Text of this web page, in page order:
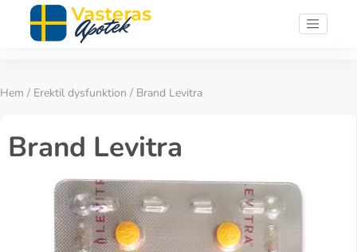
Hem / Erektil dysfunktion / Brand Levitra
Brand Levitra